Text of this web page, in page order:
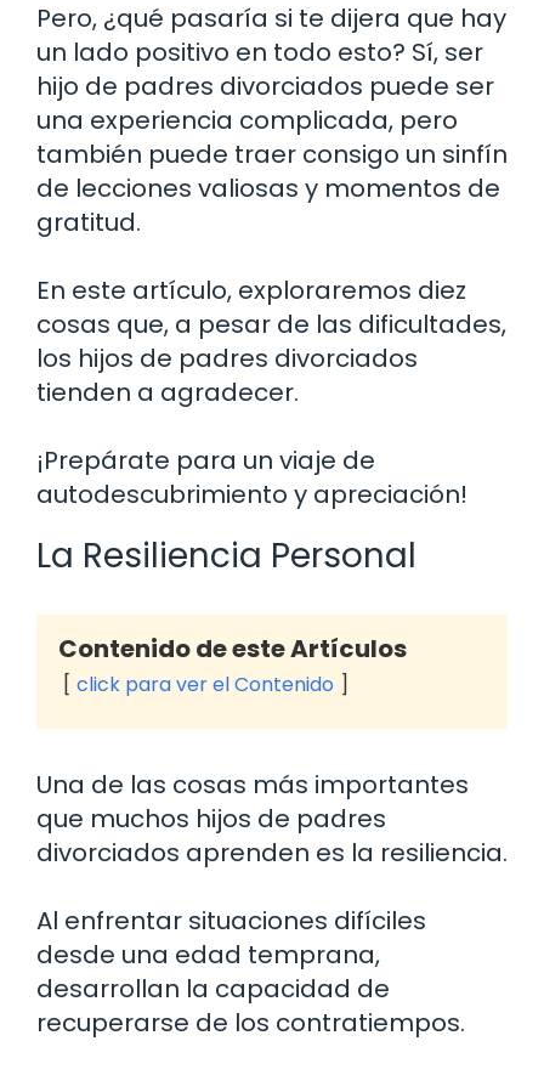
Pero, ¿qué pasaría si te dijera que hay
un lado positivo en todo esto? Sí, ser
hijo de padres divorciados puede ser
una experiencia complicada, pero
también puede traer consigo un sinfín
de lecciones valiosas y momentos de
gratitud.
En este artículo, exploraremos diez
cosas que, a pesar de las dificultades,
los hijos de padres divorciados
tienden a agradecer.
¡Prepárate para un viaje de
autodescubrimiento y apreciación!
La Resiliencia Personal
Contenido de este Artículos
click para ver el Contenido
Una de las cosas más importantes
que muchos hijos de padres
divorciados aprenden es la resiliencia.
Al enfrentar situaciones difíciles
desde una edad temprana,
desarrollan la capacidad de
recuperarse de los contratiempos.